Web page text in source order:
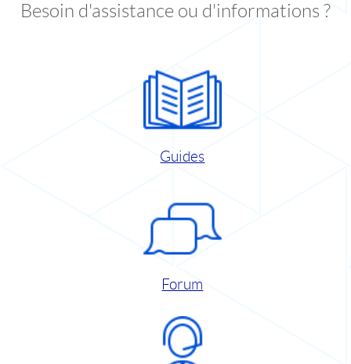
Besoin d'assistance ou d'informations ?
Guides
Forum